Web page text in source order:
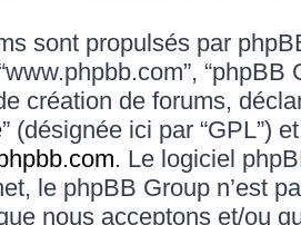
sont propulsés par
création de forums,
” (désignée ici par “GPL”)
. Le logiciel
le phpBB Group n’est
nous acceptons et/ou